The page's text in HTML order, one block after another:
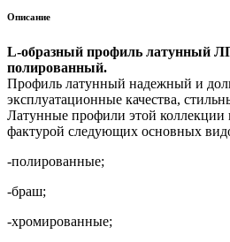
Описание
L-образный профиль латунный
полированный.
Профиль латунный надежный и
эксплуатационные качества,
Латунные профили этой коллекции
фактурой следующих основных
-полированные;
-браш;
-хромированные;